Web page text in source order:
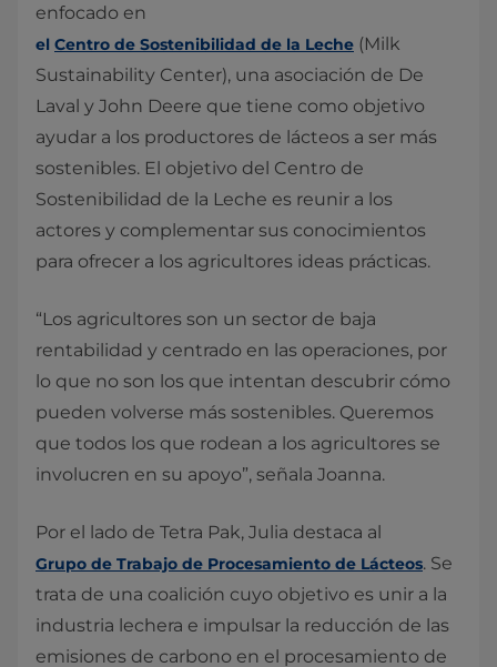
enfocado en
el Centro de Sostenibilidad de la Leche (Milk
Sustainability Center), una asociación de De
Laval y John Deere que tiene como objetivo
ayudar a los productores de lácteos a ser más
sostenibles. El objetivo del Centro de
Sostenibilidad de la Leche es reunir a los
actores y complementar sus conocimientos
para ofrecer a los agricultores ideas prácticas.
“Los agricultores son un sector de baja
rentabilidad y centrado en las operaciones, por
lo que no son los que intentan descubrir cómo
pueden volverse más sostenibles. Queremos
que todos los que rodean a los agricultores se
involucren en su apoyo”, señala Joanna.
Por el lado de Tetra Pak, Julia destaca al
Grupo de Trabajo de Procesamiento de Lácteos. Se
trata de una coalición cuyo objetivo es unir a la
industria lechera e impulsar la reducción de las
emisiones de carbono en el procesamiento de